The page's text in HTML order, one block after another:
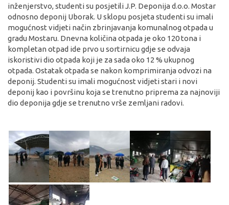
inženjerstvo, studenti su posjetili J.P. Deponija d.o.o. Mostar
odnosno deponij Uborak. U sklopu posjeta studenti su imali
mogućnost vidjeti način zbrinjavanja komunalnog otpada u
gradu Mostaru. Dnevna količina otpada je oko 120 tona i
kompletan otpad ide prvo u sortirnicu gdje se odvaja
iskoristivi dio otpada koji je za sada oko 12 % ukupnog
otpada. Ostatak otpada se nakon komprimiranja odvozi na
deponij. Studenti su imali mogućnost vidjeti stari i novi
deponij kao i površinu koja se trenutno priprema za najnoviji
dio deponija gdje se trenutno vrše zemljani radovi.